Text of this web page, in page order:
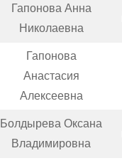
Гапонова Анна
Николаевна
Гапонова
Анастасия
Алексеевна
Болдырева Оксана
Владимировна